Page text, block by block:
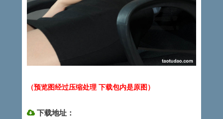
（预览图经过压缩处理 下载包内是原图）
下载地址：